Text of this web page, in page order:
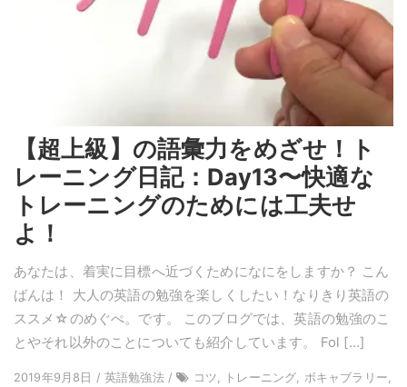
【超上級】の語彙力をめざせ！ト
レーニング日記：Day13〜快適な
トレーニングのためには工夫せ
よ！
あなたは、着実に目標へ近づくためになにをしますか？ こん
ばんは！ 大人の英語の勉強を楽しくしたい！なりきり英語の
ススメ☆のめぐぺ。です。 このブログでは、英語の勉強のこ
とやそれ以外のことについても紹介しています。 Fol […]
2019年9月8日 / 英語勉強法 /
コツ, トレーニング, ボキャブラリー,